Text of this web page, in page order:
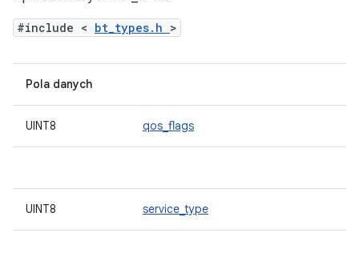
#include < bt_types.h >
Pola danych
UINT8 qos_flags
UINT8 service_type